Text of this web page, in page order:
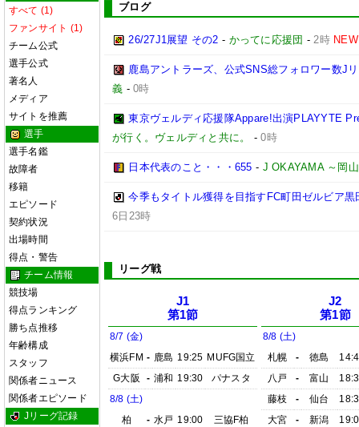
すべて (1)
ファンサイト (1)
チーム公式
選手公式
著名人
メディア
サイトを推薦
選手
選手名鑑
故障者
移籍
エピソード
契約状況
出場時間
得点・警告
チーム情報
競技場
得点ランキング
勝ち点推移
年齢構成
スタッフ
関係者ニュース
関係者エピソード
Jリーグ記録
ブログ
26/27J1展望 その2 - かってに応援団 -2時 NEW
鹿島アントラーズ、公式SNS総フォロワー数J
義 -0時
東京ヴェルディ応援隊Appare!出演PLAYYTE
が行く。ヴェルディと共に。
-0時
日本代表のこと・・・655 - J OKAYAMA ～岡
今季もタイトル獲得を目指すFC町田ゼルビア
6日23時
リーグ戦
J1
第1節
8/7 (金)
横浜FM - 鹿島 19:25 MUFG国立
G大阪
- 浦和 19:30
パナスタ
8/8 (土)
柏
- 水戸 19:00
三協F柏
J2
第1節
8/8 (土)
札幌
- 徳島
八戸
- 富山
藤枝
- 仙台
大宮
- 新潟